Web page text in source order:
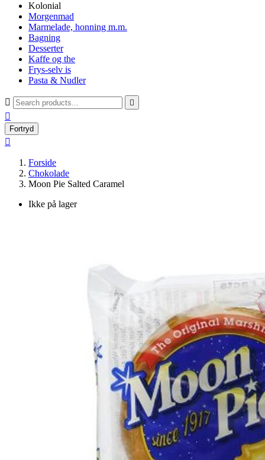
Kolonial
Morgenmad
Marmelade, honning m.m.
Bagning
Desserter
Kaffe og the
Frys-selv is
Pasta & Nudler
 

Fortryd

Forside
Chokolade
Moon Pie Salted Caramel
Ikke på lager